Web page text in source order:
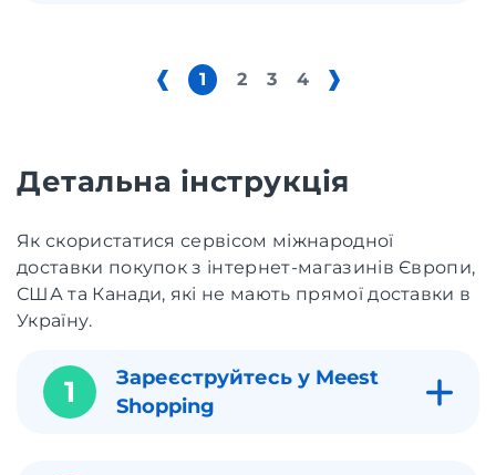
1 2 3 4
Детальна інструкція
Як скористатися сервісом міжнародної
доставки покупок з інтернет-магазинів Європи,
США та Канади, які не мають прямої доставки в
Україну.
1
Зареєструйтесь у Meest
Shopping